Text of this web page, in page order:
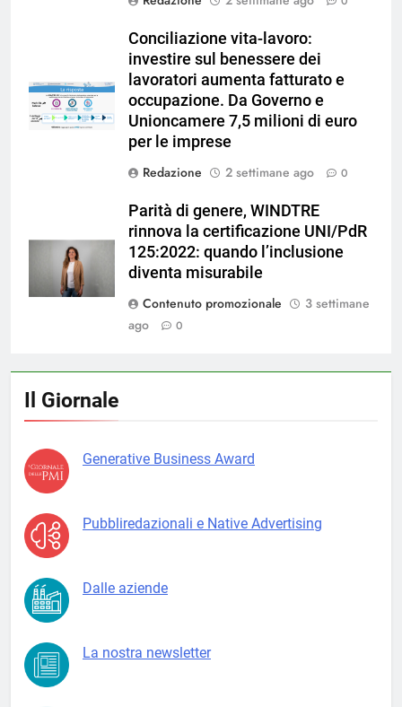
Conciliazione vita-lavoro:
investire sul benessere dei
lavoratori aumenta fatturato e
occupazione. Da Governo e
Unioncamere 7,5 milioni di euro
per le imprese
Redazione
2 settimane ago 0
Parità di genere, WINDTRE
rinnova la certificazione UNI/PdR
125:2022: quando l’inclusione
diventa misurabile
Contenuto promozionale
3 settimane
ago
0
Il Giornale
Generative Business Award
Pubbliredazionali e Native Advertising
Dalle aziende
La nostra newsletter